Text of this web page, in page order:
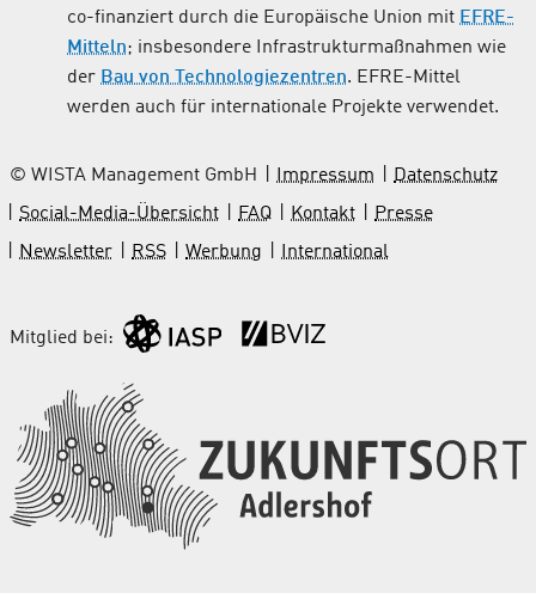
co-finanziert durch die Europäische Union mit EFRE-
Mitteln; insbesondere Infrastrukturmaßnahmen wie
der Bau von Technologiezentren. EFRE-Mittel
werden auch für internationale Projekte verwendet.
© WISTA Management GmbH Impressum
Datenschutz
Social-Media-Übersicht
FAQ Kontakt
Presse
Newsletter
RSS Werbung International
Mitglied bei: